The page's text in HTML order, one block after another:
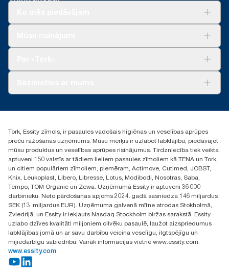
+371 29141799
Atrast izplatītāju
Ulbrokas street 19A
Riga, Latvija
LV-1028
Tork, Essity zīmols, ir pasaules vadošais higiēnas un veselības aprūpes
preču ražošanas uzņēmums. Mūsu mērķis ir uzlabot labklājību, piedāvājot
mūsu produktus un veselības aprūpes risinājumus. Tirdzniecība tiek veikta
aptuveni 150 valstīs ar tādiem lieliem pasaules zīmoliem kā TENA un Tork,
un citiem populāriem zīmoliem, piemēram, Actimove, Cutimed, JOBST,
Knix, Leukoplast, Libero, Libresse, Lotus, Modibodi, Nosotras, Saba,
Tempo, TOM Organic un Zewa. Uzņēmumā Essity ir aptuveni 36 000
darbinieku. Neto pārdošanas apjoms 2024. gadā sasniedza 146 miljardus
SEK (13 miljardus EUR). Uzņēmuma galvenā mītne atrodas Stokholmā,
Zviedrijā, un Essity ir iekļauts Nasdaq Stockholm biržas sarakstā. Essity
uzlabo dzīves kvalitāti miljoniem cilvēku pasaulē, laužot aizspriedumus
labklājības jomā un ar savu darbību veicina veselīgu, ilgtspējīgu un
mijiedarbīgu sabiedrību. Vairāk informācijas vietnē www.essity.com.
www.essity.com